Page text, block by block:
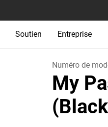
Soutien Entreprise
Numéro de
My